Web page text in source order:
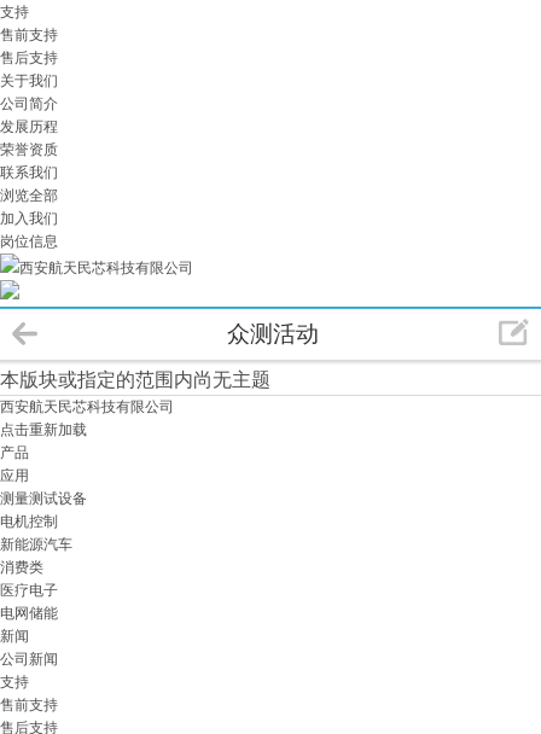
支持
售前支持
售后支持
关于我们
公司简介
发展历程
荣誉资质
联系我们
浏览全部
加入我们
岗位信息
西安航天民芯科技有限公司
众测活动
本版块或指定的范围内尚无主题
西安航天民芯科技有限公司
点击重新加载
产品
应用
测量测试设备
电机控制
新能源汽车
消费类
医疗电子
电网储能
新闻
公司新闻
支持
售前支持
售后支持